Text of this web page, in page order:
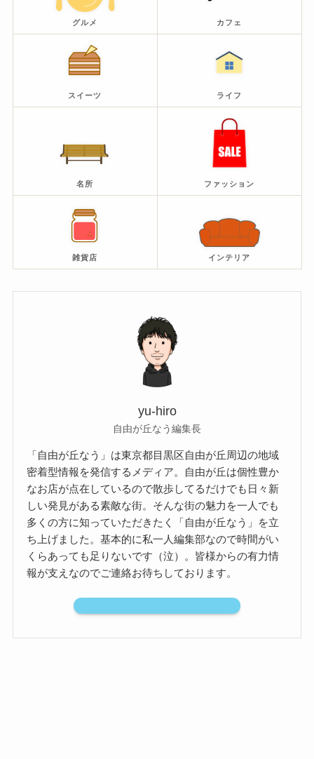
グルメ カフェ
スイーツ ライフ
名所 ファッション
雑貨店 インテリア
yu-hiro
自由が丘なう編集長
「自由が丘なう」は東京都目黒区自由が丘周辺の地域
密着型情報を発信するメディア。自由が丘は個性豊か
なお店が点在しているので散歩してるだけでも日々新
しい発見がある素敵な街。そんな街の魅力を一人でも
多くの方に知っていただきたく「自由が丘なう」を立
ち上げました。基本的に私一人編集部なので時間がい
くらあっても足りないです（泣）。皆様からの有力情
報が支えなのでご連絡お待ちしております。